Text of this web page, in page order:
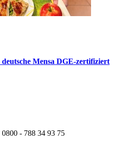
Mensa DGE-zertifiziert
- 788 34 93 75